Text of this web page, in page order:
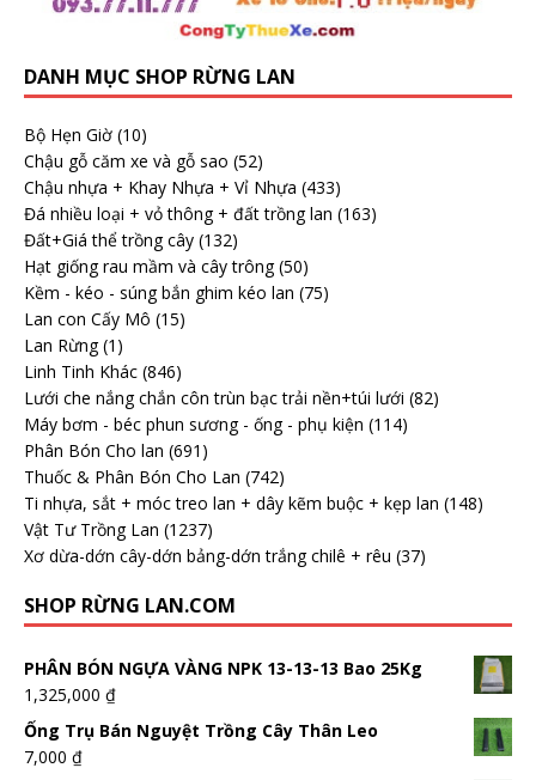
DANH MỤC SHOP RỪNG LAN
Bộ Hẹn Giờ (10)
Chậu gỗ căm xe và gỗ sao (52)
Chậu nhựa + Khay Nhựa + Vỉ Nhựa (433)
Đá nhiều loại + vỏ thông + đất trồng lan (163)
Đất+Giá thể trồng cây (132)
Hạt giống rau mầm và cây trông (50)
Kềm - kéo - súng bắn ghim kéo lan (75)
Lan con Cấy Mô (15)
Lan Rừng (1)
Linh Tinh Khác (846)
Lưới che nắng chắn côn trùn bạc trải nền+túi lưới (82)
Máy bơm - béc phun sương - ống - phụ kiện (114)
Phân Bón Cho lan (691)
Thuốc & Phân Bón Cho Lan (742)
Ti nhựa, sắt + móc treo lan + dây kẽm buộc + kẹp lan (148)
Vật Tư Trồng Lan (1237)
Xơ dừa-dớn cây-dớn bảng-dớn trắng chilê + rêu (37)
SHOP RỪNG LAN.COM
PHÂN BÓN NGỰA VÀNG NPK 13-13-13 Bao 25Kg
1,325,000 ₫
Ống Trụ Bán Nguyệt Trồng Cây Thân Leo
7,000 ₫